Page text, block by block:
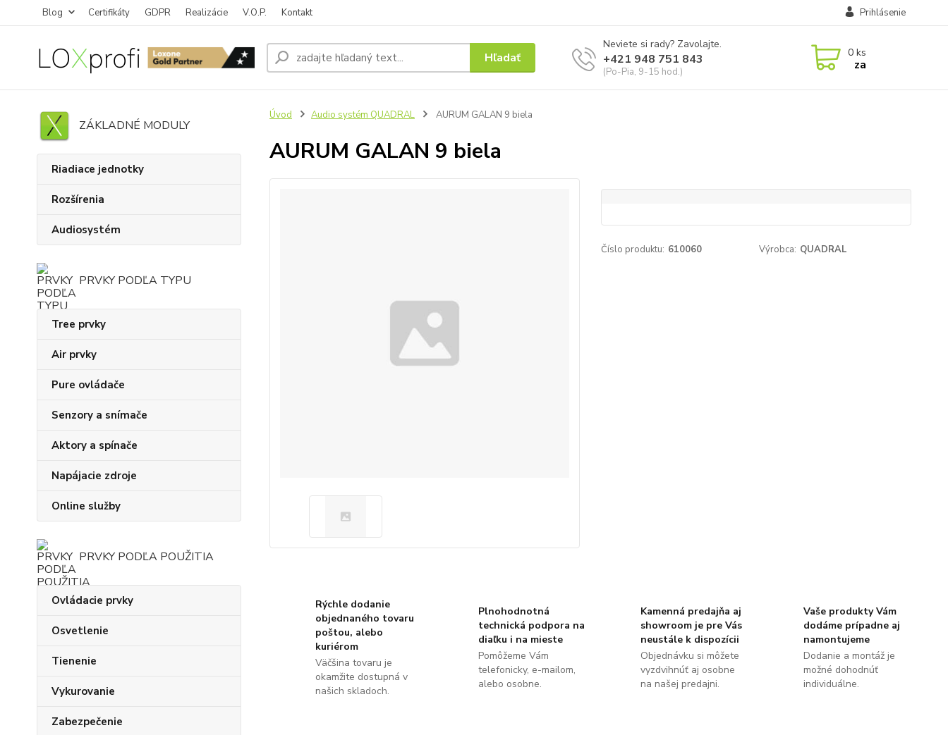
Blog Certifikáty GDPR Realizácie V.O.P. Kontakt Prihlásenie
Hľadať
Neviete si rady? Zavolajte.
+421 948 751 843
(Po-Pia, 9-15 hod.)
0 ks
za
ZÁKLADNÉ MODULY
Riadiace jednotky
Rozšírenia
Audiosystém
PRVKY PODĽA TYPU
Tree prvky
Air prvky
Pure ovládače
Senzory a snímače
Aktory a spínače
Napájacie zdroje
Online služby
PRVKY PODĽA POUŽITIA
Ovládacie prvky
Osvetlenie
Tienenie
Vykurovanie
Zabezpečenie
Úvod Audio systém QUADRAL AURUM GALAN 9 biela
AURUM GALAN 9 biela
Číslo produktu: 610060 Výrobca: QUADRAL
Rýchle dodanie
objednaného tovaru
poštou, alebo
kuriérom
Väčšina tovaru je
okamžite dostupná v
našich skladoch.
Plnohodnotná
technická podpora na
diaľku i na mieste
Pomôžeme Vám
telefonicky, e-mailom,
alebo osobne.
Kamenná predajňa aj
showroom je pre Vás
neustále k dispozícii
Objednávku si môžete
vyzdvihnúť aj osobne
na našej predajni.
Vaše produkty Vám
dodáme prípadne aj
namontujeme
Dodanie a montáž je
možné dohodnúť
individuálne.